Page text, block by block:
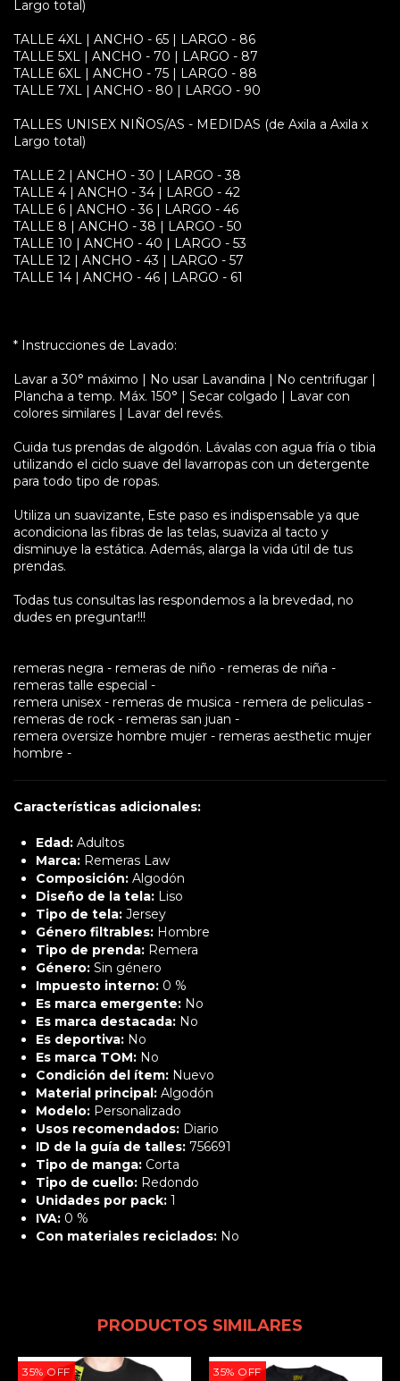
Largo total)
TALLE 4XL | ANCHO - 65 | LARGO - 86
TALLE 5XL | ANCHO - 70 | LARGO - 87
TALLE 6XL | ANCHO - 75 | LARGO - 88
TALLE 7XL | ANCHO - 80 | LARGO - 90
TALLES UNISEX NIÑOS/AS - MEDIDAS (de Axila a Axila x
Largo total)
TALLE 2 | ANCHO - 30 | LARGO - 38
TALLE 4 | ANCHO - 34 | LARGO - 42
TALLE 6 | ANCHO - 36 | LARGO - 46
TALLE 8 | ANCHO - 38 | LARGO - 50
TALLE 10 | ANCHO - 40 | LARGO - 53
TALLE 12 | ANCHO - 43 | LARGO - 57
TALLE 14 | ANCHO - 46 | LARGO - 61
* Instrucciones de Lavado:
Lavar a 30° máximo | No usar Lavandina | No centrifugar |
Plancha a temp. Máx. 150° | Secar colgado | Lavar con
colores similares | Lavar del revés.
Cuida tus prendas de algodón. Lávalas con agua fría o tibia
utilizando el ciclo suave del lavarropas con un detergente
para todo tipo de ropas.
Utiliza un suavizante, Este paso es indispensable ya que
acondiciona las fibras de las telas, suaviza al tacto y
disminuye la estática. Además, alarga la vida útil de tus
prendas.
Todas tus consultas las respondemos a la brevedad, no
dudes en preguntar!!!
remeras negra - remeras de niño - remeras de niña -
remeras talle especial -
remera unisex - remeras de musica - remera de peliculas -
remeras de rock - remeras san juan -
remera oversize hombre mujer - remeras aesthetic mujer
hombre -
Características adicionales:
Edad: Adultos
Marca: Remeras Law
Composición: Algodón
Diseño de la tela: Liso
Tipo de tela: Jersey
Género filtrables: Hombre
Tipo de prenda: Remera
Género: Sin género
Impuesto interno: 0 %
Es marca emergente: No
Es marca destacada: No
Es deportiva: No
Es marca TOM: No
Condición del ítem: Nuevo
Material principal: Algodón
Modelo: Personalizado
Usos recomendados: Diario
ID de la guía de talles: 756691
Tipo de manga: Corta
Tipo de cuello: Redondo
Unidades por pack: 1
IVA: 0 %
Con materiales reciclados: No
PRODUCTOS SIMILARES
35% OFF 35% OFF